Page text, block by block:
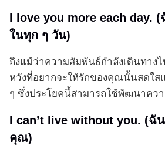
I love you more each day.
ในทุก ๆ วัน)
ถึงแม้ว่าความสัมพันธ์กำลังเดินทาง
หวังที่อยากจะให้รักของคุณนั้นสดใส
ๆ ซึ่งประโยคนี้สามารถใช้พัฒนาคว
I can’t live without you. (ฉั
คุณ)